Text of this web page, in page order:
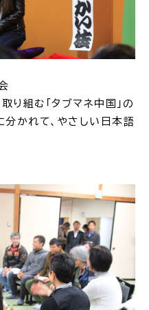
ビス
子育て便利帳
り組む「タブマネ中国」の
分かれて、やさしい日本語